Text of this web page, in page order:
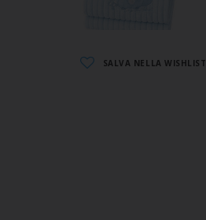
SALVA NELLA WISHLIST